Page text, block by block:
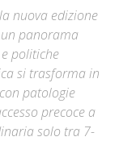
nuova edizione
panorama
politiche
si trasforma in
patologie
precoce a
solo tra 7-